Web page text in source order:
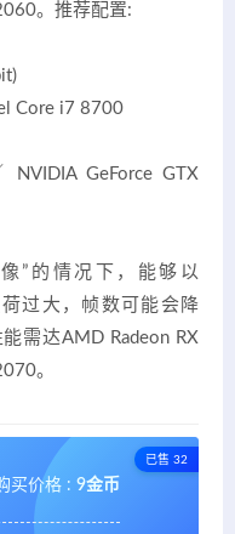
。推荐配置:
Core i7 8700
GeForce GTX
”的情况下，能够以
过大，帧数可能会降
需达AMD Radeon RX
。
已售 32
买价格 : 9金币